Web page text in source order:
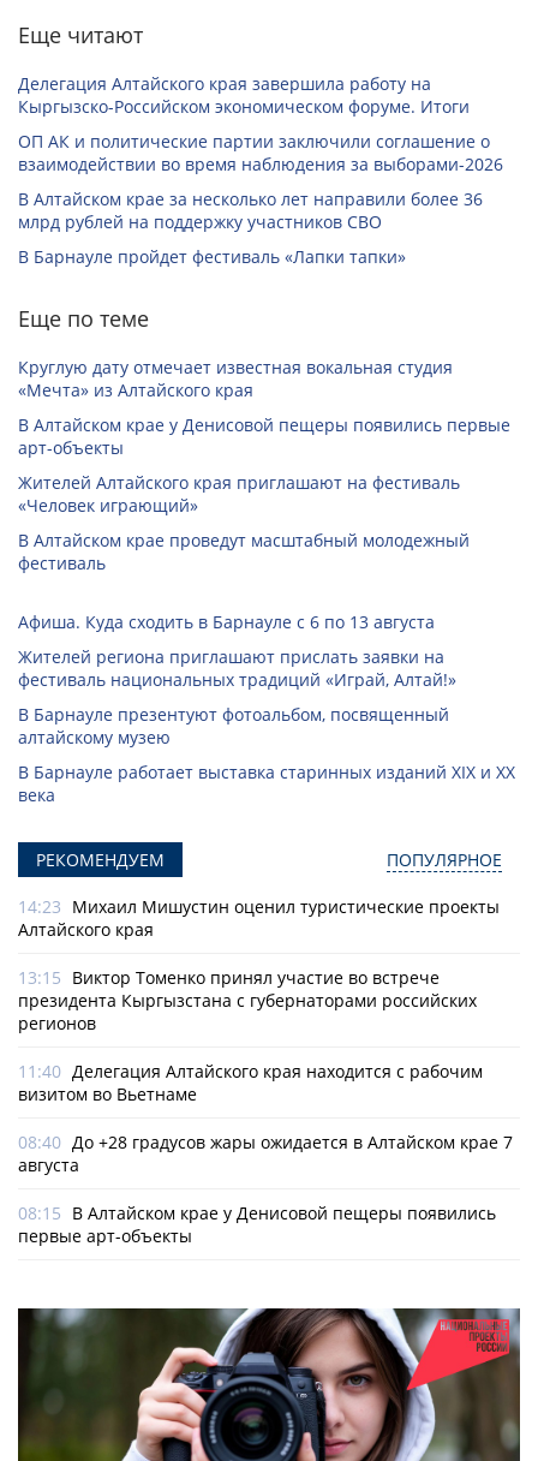
Еще читают
Делегация Алтайского края завершила работу на
Кыргызско-Российском экономическом форуме. Итоги
ОП АК и политические партии заключили соглашение о
взаимодействии во время наблюдения за выборами-2026
В Алтайском крае за несколько лет направили более 36
млрд рублей на поддержку участников СВО
В Барнауле пройдет фестиваль «Лапки тапки»
Еще по теме
Круглую дату отмечает известная вокальная студия
«Мечта» из Алтайского края
В Алтайском крае у Денисовой пещеры появились первые
арт-объекты
Жителей Алтайского края приглашают на фестиваль
«Человек играющий»
В Алтайском крае проведут масштабный молодежный
фестиваль
Афиша. Куда сходить в Барнауле с 6 по 13 августа
Жителей региона приглашают прислать заявки на
фестиваль национальных традиций «Играй, Алтай!»
В Барнауле презентуют фотоальбом, посвященный
алтайскому музею
В Барнауле работает выставка старинных изданий XIX и XX
века
РЕКОМЕНДУЕМ ПОПУЛЯРНОЕ
14:23 Михаил Мишустин оценил туристические проекты
Алтайского края
13:15 Виктор Томенко принял участие во встрече
президента Кыргызстана с губернаторами российских
регионов
11:40 Делегация Алтайского края находится с рабочим
визитом во Вьетнаме
08:40 До +28 градусов жары ожидается в Алтайском крае 7
августа
08:15 В Алтайском крае у Денисовой пещеры появились
первые арт-объекты